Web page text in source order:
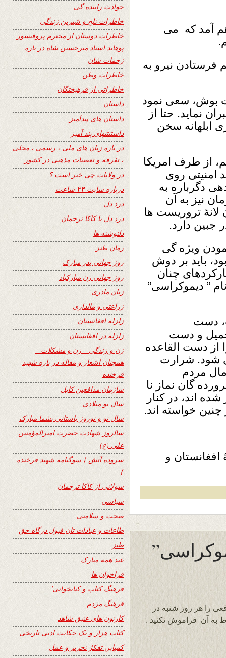
آمد که می
فرستادن نیرو به
بوش، سعی نمود
نماید. حتا از
ابلهانه سخن
از طرف امریکا
امنیتی روی
دگرباره به
نیز به آن
لانۀ تروریست ها
جبین دارد.
ویژه گی
باید بر دوش
چنان
” دیموکراسی”
دست
و دست
از دست القاعده
شود. شرارت
مردم
گان نماز نا
اند، در کنار
خواسته اند.
افغانستان و
را هر روز شنبه در
به آن فراموش نکنید .
حوادث راننده گی
خاطرات تلخ و شیرین زندگی
خاطرات دوستان از محترم پروفیسور
پوهاند استاد میرحسین شاه در باره
زحمات شان
خاطرات وطن
خاطراتی از فرهیختگان
داستان
داستان های پندآمیز
داستنتنهای پند آمیز
در باره زبان های ملی ، رسمی ، محلی
، تفرقه و تعصبات مذهبی در کشور
در ولایات چی خبر است ؟
درباره سایت ۲۴ ساعت
درد دل
درد دل با کاکا ترجمان
دلنوشته ها
رمان طنز
روز جهانی پدر مبارک
روز جهانی زن مبارکباد
زبان مادری
زراعتی و مالداری
زلزله افغانستان
زلزله در افغانستان
زن و زندگی – زن و مشکلات –
همچنان اشعار و مقاله در باره شهید
فرخنده
سازمان مدافعین کابل
سال نو میلادی
سال نو و نوروز باستانی بشما مبارک
سالروز شهادت حضرت امیرالمؤمنین
علی (ع)
سروده آتش { سوگنامه شهید فرخنده
}
سولاتی از کاکا ترجمان
سیاسی
صحت و سلامتی
طاعات و عبادات تان قبول درگاه حق
طنز
عید همه مبارک
فراخوان ها
فرهنگ کتاب و کتابخوانی٬
فرهنگ مردم
کارتون های عتیق شاهد
کتاب هزار و یک حکایت ادبی تاریخی
کمپاین تفکرُ تحریر و عمل